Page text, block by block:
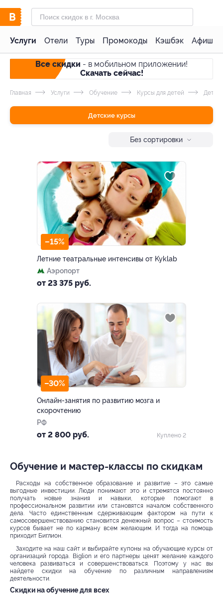
Услуги Отели Туры Промокоды Кэшбэк Афиша
Все скидки - в мобильном приложении!
Скачать сейчас!
Главная Услуги Обучение Курсы для детей
Детские курсы
Без сортировки
–15%
Летние театральные интенсивы от Kyklab
Аэропорт
от 23 375 руб.
–30%
Онлайн-занятия по развитию мозга и
скорочтению
РФ
от 2 800 руб. Куплено 2
Обучение и мастер-классы по скидкам
Расходы на собственное образование и развитие – это самые
выгодные инвестиции. Люди понимают это и стремятся постоянно
получать новые знания и навыки, которые помогают в
профессиональном развитии или становятся началом собственного
дела. Часто единственным сдерживающим фактором на пути к
самосовершенствованию становится денежный вопрос – стоимость
курсов бывает не по карману всем желающим. И тогда на помощь
приходит Биглион.
Заходите на наш сайт и выбирайте купоны на обучающие курсы от
организаций города. Biglion и его партнеры ценят желание каждого
человека развиваться и совершенствоваться. Поэтому у нас вы
найдете скидки на обучение по различным направлениям
деятельности.
Скидки на обучение для всех